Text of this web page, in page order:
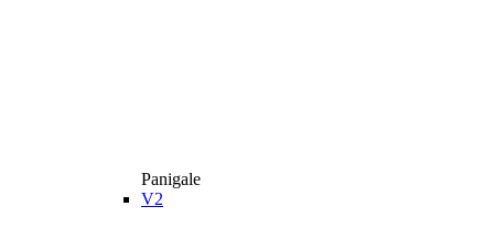
Panigale
V2